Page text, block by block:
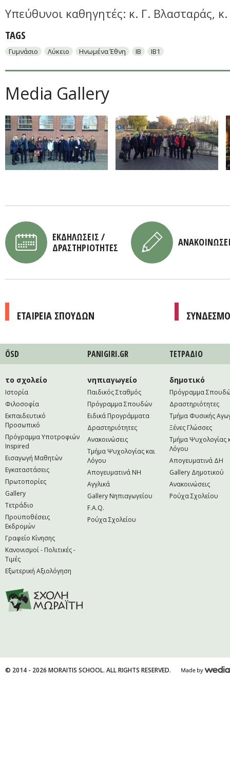
Υπεύθυνοι καθηγητές: κ. Γ. Βλασταράς,
TAGS
Γυμνάσιο Λύκειο Ηνωμένα Έθνη IB IB1
Media Gallery
ΕΚΔΗΛΩΣΕΙΣ /
ΔΡΑΣΤΗΡΙΟΤΗΤΕΣ
ΕΤΑΙΡΕΙΑ ΣΠΟΥΔΩΝ
ÖSD PANIGIRI.GR ΤΕΤΡAΔΙΟ
το σχολείο
Ιστορία
Φιλοσοφία
Εκπαιδευτικό
Προσωπικό
Πρόγραμμα Υποτροφιών
Inspired
Εισαγωγή Μαθητών
Εγκαταστάσεις
Πρωτοπορίες
Gallery
Τετράδιο
Προϋποθέσεις
Εκδρομών
Γραφείο Κίνησης
Κανονισμοί - Πολιτικές -
Τιμές
Εξωτερική Αξιολόγηση
νηπιαγωγείο
Παιδικός Σταθμός
Πρόγραμμα Σπουδών
Ειδικά Προγράμματα
Δραστηριότητες
Ανακοινώσεις
Τμήμα Ψυχολογίας και
Λόγου
Απογευματινά NH
Αγγλικά
Gallery Νηπιαγωγείου
F.A.Q.
Ρούχα Σχολείου
δημοτικό
Πρόγραμμα
Δραστηριότητες
Τμήμα Φυσικής
Ξένες Γλώσσες
Τμήμα Ψυχολογίας
Λόγου
Απογευματινά ΔΗ
Gallery Δημοτικού
Ανακοινώσεις
Ρούχα Σχολείου
© 2014 - 2026 MORAITIS SCHOOL. ALL RIGHTS RESERVED.